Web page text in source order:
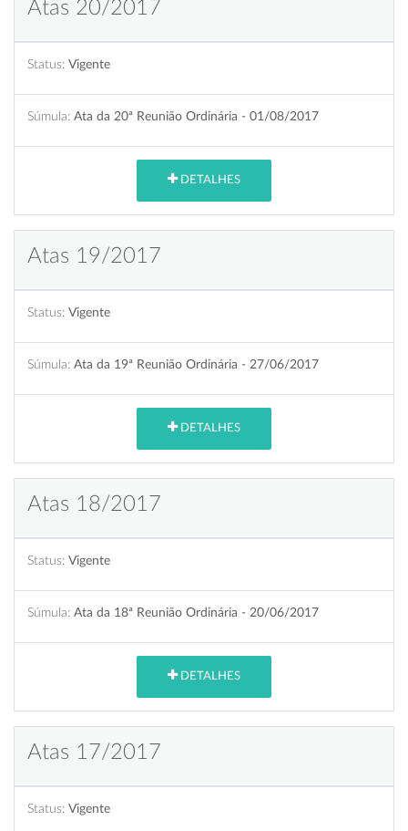
Atas 20/2017
Status: Vigente
Súmula: Ata da 20ª Reunião Ordinária - 01/08/2017
DETALHES
Atas 19/2017
Status: Vigente
Súmula: Ata da 19ª Reunião Ordinária - 27/06/2017
DETALHES
Atas 18/2017
Status: Vigente
Súmula: Ata da 18ª Reunião Ordinária - 20/06/2017
DETALHES
Atas 17/2017
Status: Vigente